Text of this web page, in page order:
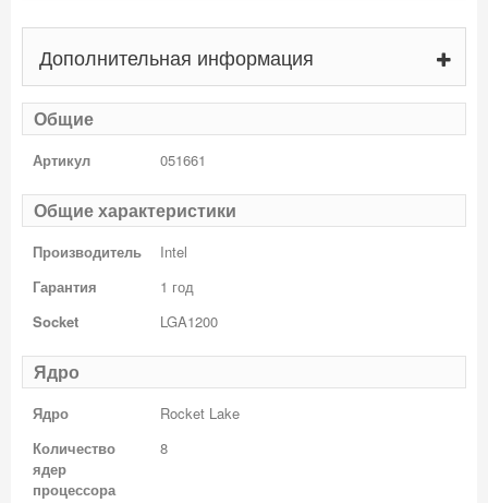
Дополнительная информация
Общие
Артикул 051661
Общие характеристики
Производитель
Intel
Гарантия
1 год
Socket
LGA1200
Ядро
Ядро
Rocket Lake
Количество
ядер
процессора
8